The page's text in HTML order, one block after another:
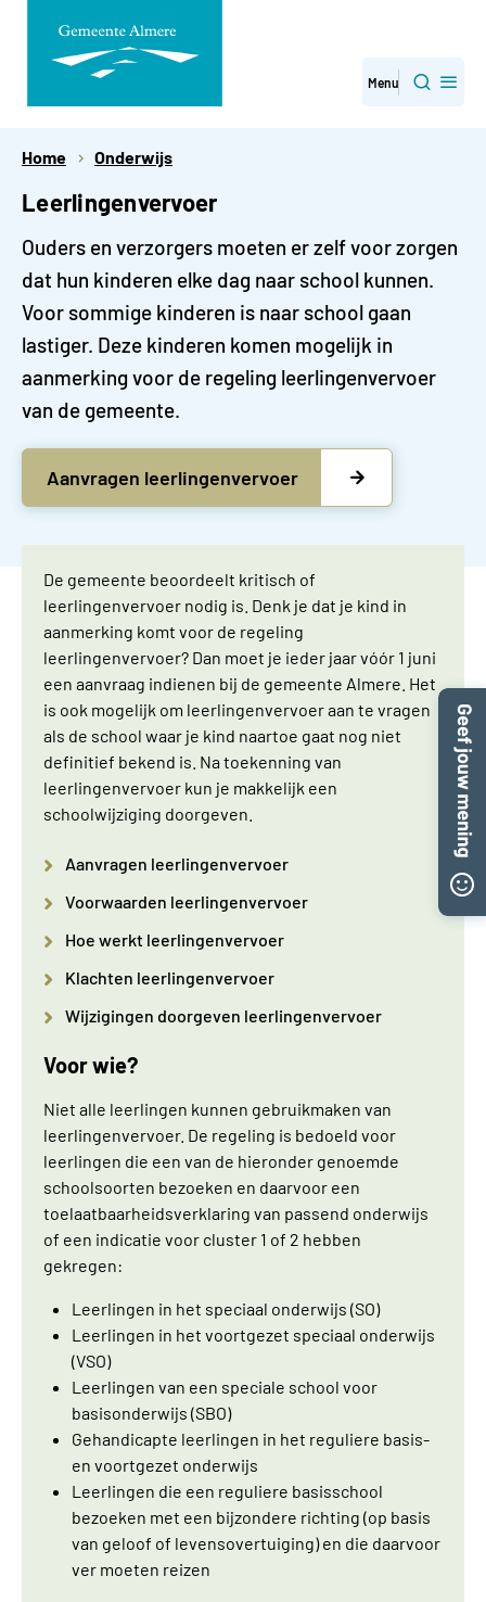
paginainhoud
Menu Zoeken
Home Onderwijs
Leerlingenvervoer
Ouders en verzorgers moeten er zelf voor zorgen
dat hun kinderen elke dag naar school kunnen.
Voor sommige kinderen is naar school gaan
lastiger. Deze kinderen komen mogelijk in
aanmerking voor de regeling leerlingenvervoer
van de gemeente.
Aanvragen leerlingenvervoer
De gemeente beoordeelt kritisch of
leerlingenvervoer nodig is. Denk je dat je kind in
aanmerking komt voor de regeling
leerlingenvervoer? Dan moet je ieder jaar vóór 1 juni
een aanvraag indienen bij de gemeente Almere. Het
is ook mogelijk om leerlingenvervoer aan te vragen
als de school waar je kind naartoe gaat nog niet
definitief bekend is. Na toekenning van
leerlingenvervoer kun je makkelijk een
schoolwijziging doorgeven.
Aanvragen leerlingenvervoer
Voorwaarden leerlingenvervoer
Hoe werkt leerlingenvervoer
Klachten leerlingenvervoer
Wijzigingen doorgeven leerlingenvervoer
Voor wie?
Niet alle leerlingen kunnen gebruikmaken van
leerlingenvervoer. De regeling is bedoeld voor
leerlingen die een van de hieronder genoemde
schoolsoorten bezoeken en daarvoor een
toelaatbaarheidsverklaring van passend onderwijs
of een indicatie voor cluster 1 of 2 hebben
gekregen:
Leerlingen in het speciaal onderwijs (SO)
Leerlingen in het voortgezet speciaal onderwijs
(VSO)
Leerlingen van een speciale school voor
basisonderwijs (SBO)
Gehandicapte leerlingen in het reguliere basis-
en voortgezet onderwijs
Leerlingen die een reguliere basisschool
bezoeken met een bijzondere richting (op basis
van geloof of levensovertuiging) en die daarvoor
ver moeten reizen